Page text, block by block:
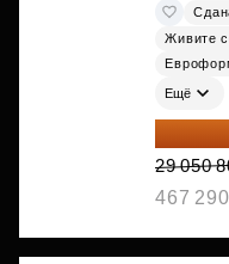
Живите
Ещё
24 112
29 050
467